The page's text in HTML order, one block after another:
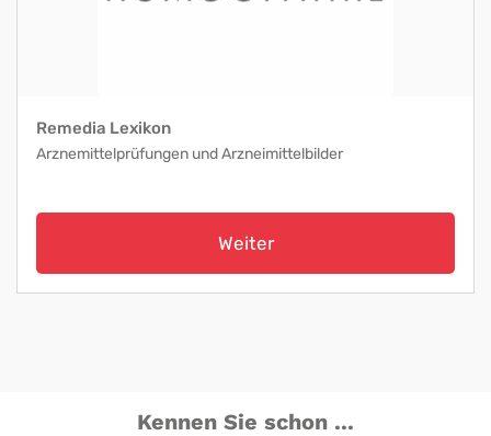
Remedia Lexikon
Arznemittelprüfungen und Arzneimittelbilder
Weiter
Kennen Sie schon ...